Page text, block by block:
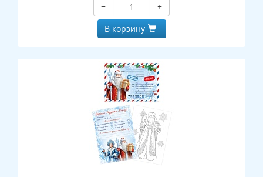
−
+
В корзину